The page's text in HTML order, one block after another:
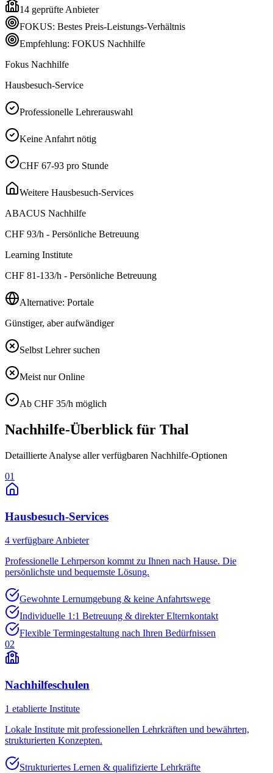
14 geprüfte Anbieter
FOKUS: Bestes Preis-Leistungs-Verhältnis
Empfehlung: FOKUS Nachhilfe
Fokus Nachhilfe
Hausbesuch-Service
Professionelle Lehrerauswahl
Keine Anfahrt nötig
CHF 67-93 pro Stunde
Weitere Hausbesuch-Services
ABACUS Nachhilfe
CHF 93/h - Persönliche Betreuung
Learning Institute
CHF 81-133/h - Persönliche Betreuung
Alternative: Portale
Günstiger, aber aufwändiger
Selbst Lehrer suchen
Meist nur Online
Ab CHF 35/h möglich
Nachhilfe-Überblick für Thal
Detaillierte Analyse aller verfügbaren Nachhilfe-Optionen
01
Hausbesuch-Services
4 verfügbare Anbieter
Professionelle Lehrperson kommt zu Ihnen nach Hause. Die
persönlichste und bequemste Lösung.
Gewohnte Lernumgebung & keine Anfahrtswege
Individuelle 1:1 Betreuung & direkter Elternkontakt
Flexible Termingestaltung nach Ihren Bedürfnissen
02
Nachhilfeschulen
1 etablierte Institute
Lokale Institute mit professionellen Lehrkräften und bewährten,
strukturierten Konzepten.
Strukturiertes Lernen & qualifizierte Lehrkräfte